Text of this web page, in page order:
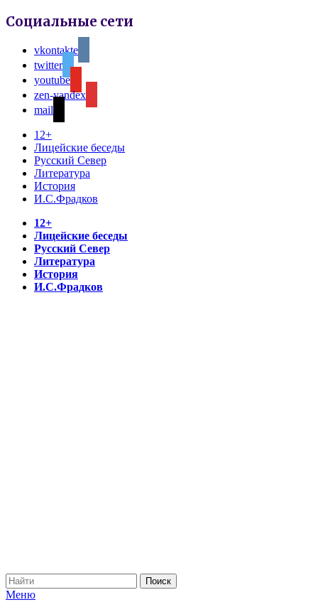
Социальные сети
vkontakte
twitter
youtube
zen-yandex
mail
12+
Лицейские беседы
Русский Север
Литература
История
И.С.Фрадков
12+
Лицейские беседы
Русский Север
Литература
История
И.С.Фрадков
Меню